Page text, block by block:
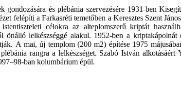
és plébánia szervezésére 1931-ben
felépíti a Farkasréti temetőben a Keresztes Szent
célokra az alteplomszerű kriptát
önálló lelkészséggé alakul. 1952-ben a
A mai, új templom (200 m2) építése 1975
rangra a lelkészséget. Szabó István
ban kolumbárium épül.